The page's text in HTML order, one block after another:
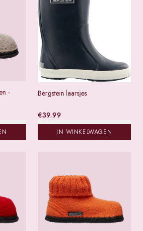
-
Bergstein laarsjes
€39.99
IN WINKELWAGEN